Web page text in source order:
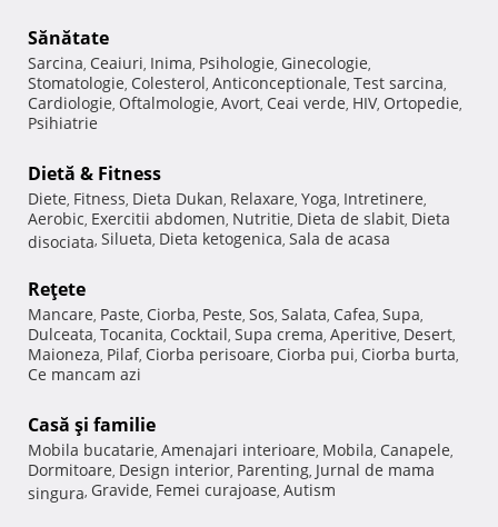
Sănătate
Sarcina, Ceaiuri, Inima, Psihologie, Ginecologie,
Stomatologie, Colesterol, Anticonceptionale, Test sarcina,
Cardiologie, Oftalmologie, Avort, Ceai verde, HIV, Ortopedie,
Psihiatrie
Dietă & Fitness
Diete, Fitness, Dieta Dukan, Relaxare, Yoga, Intretinere,
Aerobic, Exercitii abdomen, Nutritie, Dieta de slabit, Dieta
disociata, Silueta, Dieta ketogenica, Sala de acasa
Reţete
Mancare, Paste, Ciorba, Peste, Sos, Salata, Cafea, Supa,
Dulceata, Tocanita, Cocktail, Supa crema, Aperitive, Desert,
Maioneza, Pilaf, Ciorba perisoare, Ciorba pui, Ciorba burta,
Ce mancam azi
Casă şi familie
Mobila bucatarie, Amenajari interioare, Mobila, Canapele,
Dormitoare, Design interior, Parenting, Jurnal de mama
singura, Gravide, Femei curajoase, Autism